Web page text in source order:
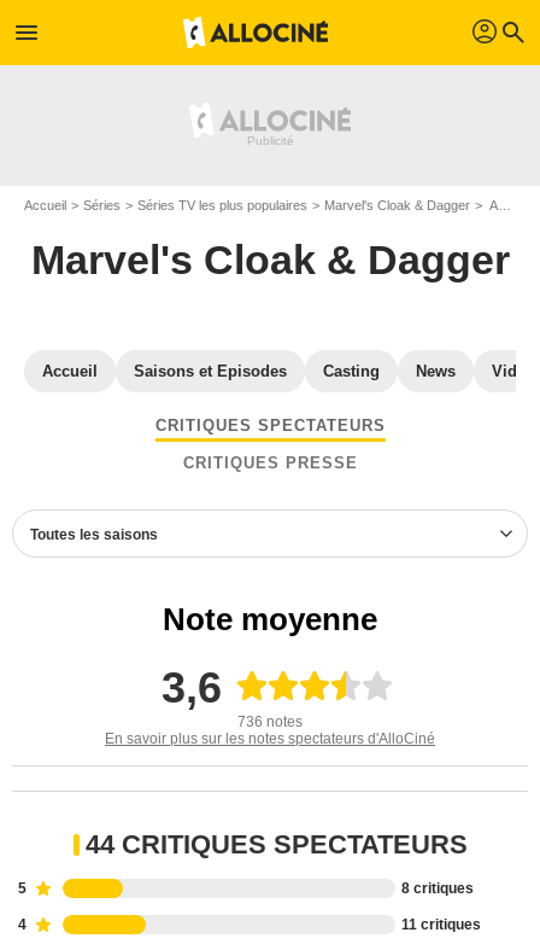
menu profil search
Accueil Séries Séries TV les plus populaires Marvel's Cloak & Dagger Avis Marvel's Cloak & Dagger
Marvel's Cloak & Dagger
Accueil Saisons et Episodes Casting News
CRITIQUES SPECTATEURS
CRITIQUES PRESSE
Toutes les saisons
Note moyenne
3,6
736 notes
En savoir plus sur les notes spectateurs d'AlloCiné
44 CRITIQUES SPECTATEURS
5 8 critiques
4 11 critiques